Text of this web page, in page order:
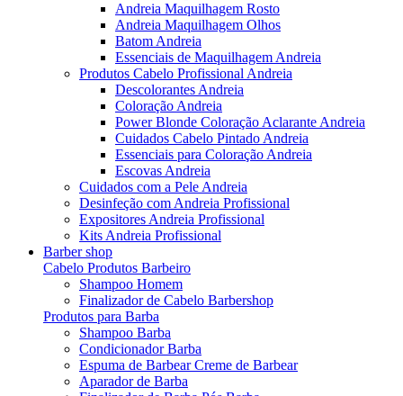
Andreia Maquilhagem Rosto
Andreia Maquilhagem Olhos
Batom Andreia
Essenciais de Maquilhagem Andreia
Produtos Cabelo Profissional Andreia
Descolorantes Andreia
Coloração Andreia
Power Blonde Coloração Aclarante Andreia
Cuidados Cabelo Pintado Andreia
Essenciais para Coloração Andreia
Escovas Andreia
Cuidados com a Pele Andreia
Desinfeção com Andreia Profissional
Expositores Andreia Profissional
Kits Andreia Profissional
Barber shop
Cabelo Produtos Barbeiro
Shampoo Homem
Finalizador de Cabelo Barbershop
Produtos para Barba
Shampoo Barba
Condicionador Barba
Espuma de Barbear Creme de Barbear
Aparador de Barba